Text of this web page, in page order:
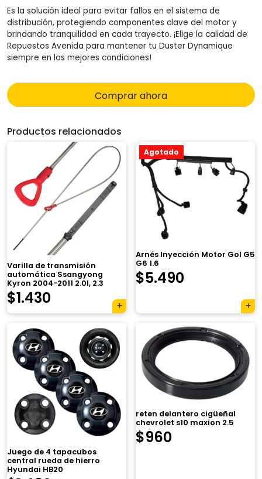
Es la solución ideal para evitar fallos en el sistema de
distribución, protegiendo componentes clave del motor y
brindando tranquilidad en cada trayecto. ¡Elige la calidad de
Repuestos Avenida para mantener tu Duster Dynamique
siempre en las mejores condiciones!
Comprar ahora
Productos relacionados
Varilla de transmisión
automática Ssangyong
Kyron 2004-2011 2.0l, 2.3
$1.430
Agotado
Arnés Inyección Motor Gol G5
G6 1.6
$5.490
Juego de 4 tapacubos
central rueda de hierro
Hyundai HB20
reten delantero cigüeñal
chevrolet s10 maxion 2.5
$960
×